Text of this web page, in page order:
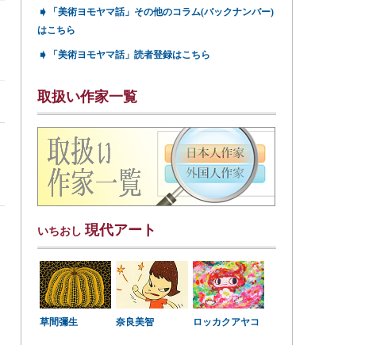
➧
「美術ヨモヤマ話」その他のコラム(バックナンバー)
はこちら
➧ 「美術ヨモヤマ話」読者登録はこちら
取扱い作家一覧
いちおし 現代アート
草間彌生 奈良美智 ロッカクアヤコ